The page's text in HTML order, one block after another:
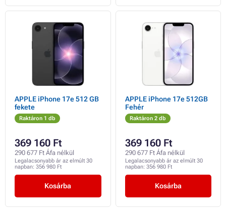
APPLE iPhone 17e 512 GB
fekete
Raktáron 1 db
369 160 Ft
290 677 Ft Áfa nélkül
Legalacsonyabb ár az elmúlt 30
napban: 356 980 Ft
Kosárba
APPLE iPhone 17e 512GB
Fehér
Raktáron 2 db
369 160 Ft
290 677 Ft Áfa nélkül
Legalacsonyabb ár az elmúlt 30
napban: 356 980 Ft
Kosárba